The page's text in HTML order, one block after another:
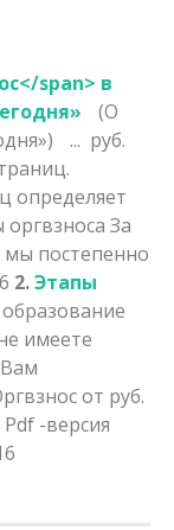
span> в
(О
... руб.
определяет
оргвзноса За
постепенно
2.Этапы
имеете
от руб.
-версия